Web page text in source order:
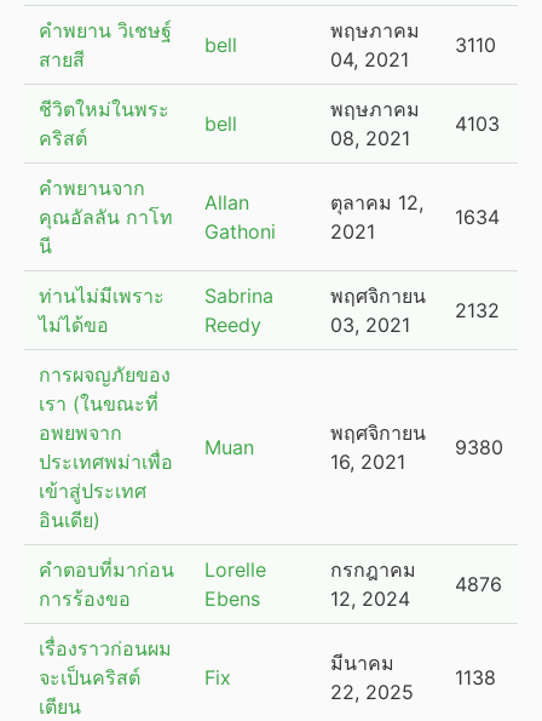
คำพยาน วิเชษฐ์
สายสี
bell
พฤษภาคม
04, 2021
3110
ชีวิตใหม่ในพระ
คริสต์
bell
พฤษภาคม
08, 2021
4103
คำพยานจาก
คุณอัลลัน กาโท
นี
Allan
Gathoni
ตุลาคม 12,
2021
1634
ท่านไม่มีเพราะ
ไม่ได้ขอ
Sabrina
Reedy
พฤศจิกายน
03, 2021
2132
การผจญภัยของ
เรา (ในขณะที่
อพยพจาก
ประเทศพม่าเพื่อ
เข้าสู่ประเทศ
อินเดีย)
Muan
พฤศจิกายน
16, 2021
9380
คำตอบที่มาก่อน
การร้องขอ
Lorelle
Ebens
กรกฎาคม
12, 2024
4876
เรื่องราวก่อนผม
จะเป็นคริสต์
เตียน
Fix
มีนาคม
22, 2025
1138